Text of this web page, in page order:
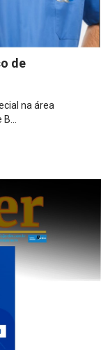
de
na área